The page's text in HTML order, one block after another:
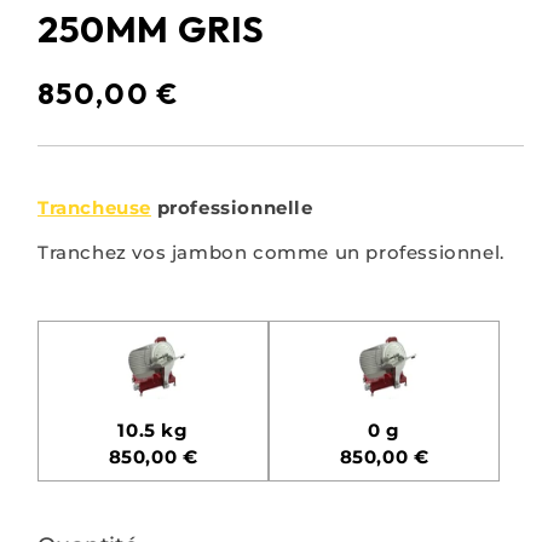
modale
250MM GRIS
850,00 €
Trancheuse professionnelle
Tranchez vos jambon comme un professionnel.
10.5 kg
850,00 €
0 g
850,00 €